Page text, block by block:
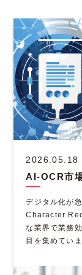
2026.05.18
デジタル化が
Character
な業界で業務
目を集めてい